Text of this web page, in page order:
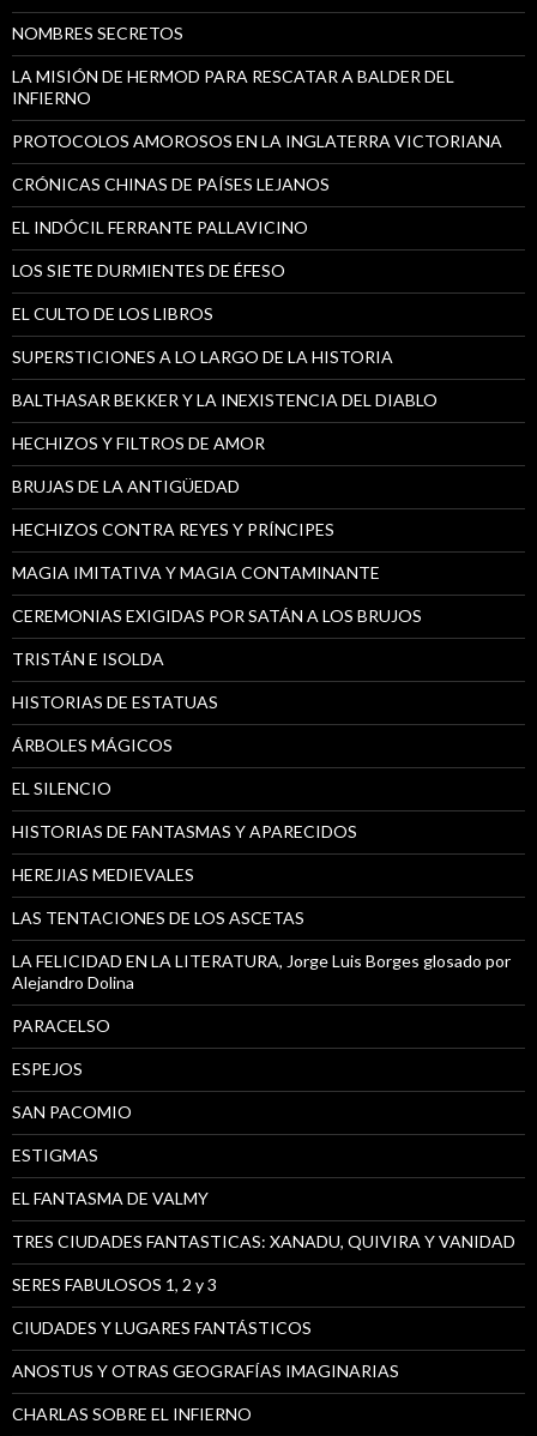
NOMBRES SECRETOS
LA MISIÓN DE HERMOD PARA RESCATAR A BALDER DEL
INFIERNO
PROTOCOLOS AMOROSOS EN LA INGLATERRA VICTORIANA
CRÓNICAS CHINAS DE PAÍSES LEJANOS
EL INDÓCIL FERRANTE PALLAVICINO
LOS SIETE DURMIENTES DE ÉFESO
EL CULTO DE LOS LIBROS
SUPERSTICIONES A LO LARGO DE LA HISTORIA
BALTHASAR BEKKER Y LA INEXISTENCIA DEL DIABLO
HECHIZOS Y FILTROS DE AMOR
BRUJAS DE LA ANTIGÜEDAD
HECHIZOS CONTRA REYES Y PRÍNCIPES
MAGIA IMITATIVA Y MAGIA CONTAMINANTE
CEREMONIAS EXIGIDAS POR SATÁN A LOS BRUJOS
TRISTÁN E ISOLDA
HISTORIAS DE ESTATUAS
ÁRBOLES MÁGICOS
EL SILENCIO
HISTORIAS DE FANTASMAS Y APARECIDOS
HEREJIAS MEDIEVALES
LAS TENTACIONES DE LOS ASCETAS
LA FELICIDAD EN LA LITERATURA, Jorge Luis Borges glosado por
Alejandro Dolina
PARACELSO
ESPEJOS
SAN PACOMIO
ESTIGMAS
EL FANTASMA DE VALMY
TRES CIUDADES FANTASTICAS: XANADU, QUIVIRA Y VANIDAD
SERES FABULOSOS 1, 2 y 3
CIUDADES Y LUGARES FANTÁSTICOS
ANOSTUS Y OTRAS GEOGRAFÍAS IMAGINARIAS
CHARLAS SOBRE EL INFIERNO